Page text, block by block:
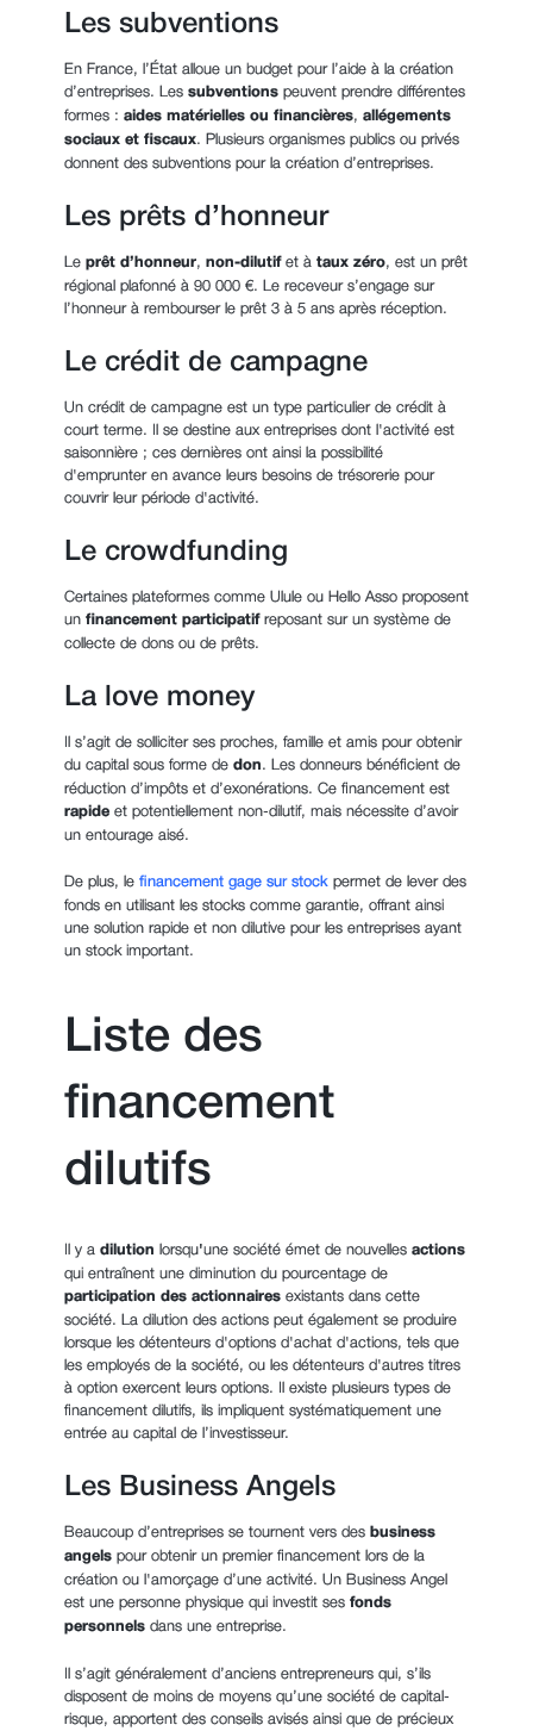
Les subventions
En France, l’État alloue un budget pour l’aide à la création
d’entreprises. Les subventions peuvent prendre différentes
formes : aides matérielles ou financières, allégements
sociaux et fiscaux. Plusieurs organismes publics ou privés
donnent des subventions pour la création d’entreprises.
Les prêts d’honneur
Le prêt d’honneur, non-dilutif et à taux zéro, est un prêt
régional plafonné à 90 000 €. Le receveur s’engage sur
l’honneur à rembourser le prêt 3 à 5 ans après réception.
Le crédit de campagne
Un crédit de campagne est un type particulier de crédit à
court terme. Il se destine aux entreprises dont l'activité est
saisonnière ; ces dernières ont ainsi la possibilité
d'emprunter en avance leurs besoins de trésorerie pour
couvrir leur période d'activité.
Le crowdfunding
Certaines plateformes comme Ulule ou Hello Asso proposent
un financement participatif reposant sur un système de
collecte de dons ou de prêts.
La love money
Il s’agit de solliciter ses proches, famille et amis pour obtenir
du capital sous forme de don. Les donneurs bénéficient de
réduction d’impôts et d’exonérations. Ce financement est
rapide et potentiellement non-dilutif, mais nécessite d’avoir
un entourage aisé.
De plus, le financement gage sur stock permet de lever des
fonds en utilisant les stocks comme garantie, offrant ainsi
une solution rapide et non dilutive pour les entreprises ayant
un stock important.
Liste des
financement
dilutifs
Il y a dilution lorsqu'une société émet de nouvelles actions
qui entraînent une diminution du pourcentage de
participation des actionnaires existants dans cette
société. La dilution des actions peut également se produire
lorsque les détenteurs d'options d'achat d'actions, tels que
les employés de la société, ou les détenteurs d'autres titres
à option exercent leurs options. Il existe plusieurs types de
financement dilutifs, ils impliquent systématiquement une
entrée au capital de l’investisseur.
Les Business Angels
Beaucoup d’entreprises se tournent vers des business
angels pour obtenir un premier financement lors de la
création ou l'amorçage d’une activité. Un Business Angel
est une personne physique qui investit ses fonds
personnels dans une entreprise.
Il s’agit généralement d’anciens entrepreneurs qui, s’ils
disposent de moins de moyens qu’une société de capital-
risque, apportent des conseils avisés ainsi que de précieux